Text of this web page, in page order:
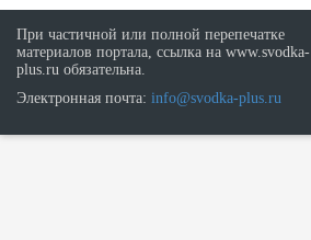
При частичной или полной перепечатке
материалов портала, ссылка на www.svodka-
plus.ru обязательна.
Электронная почта: info@svodka-plus.ru